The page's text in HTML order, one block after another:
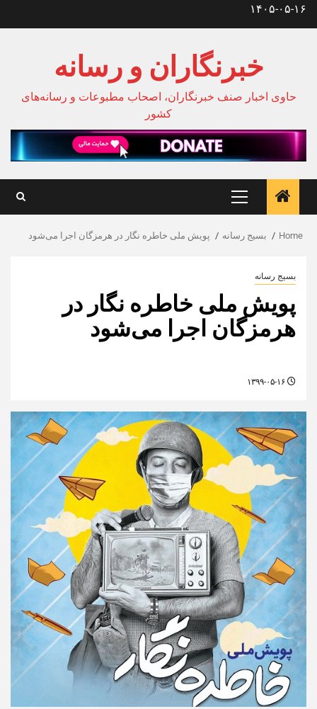
Skip۱۴۰۵-۰۵-۱۶
خبرنگاران و رسانه
حاوی اخبار صنف خبرنگاران، اصحاب مطبوعات و رسانه‌های
کشور
Primary
Menu
Home بسیج رسانه پویش ملی خاطره نگار در هرمزگان اجرا می‌شود
بسیج رسانه
پویش ملی خاطره نگار در
هرمزگان اجرا می‌شود